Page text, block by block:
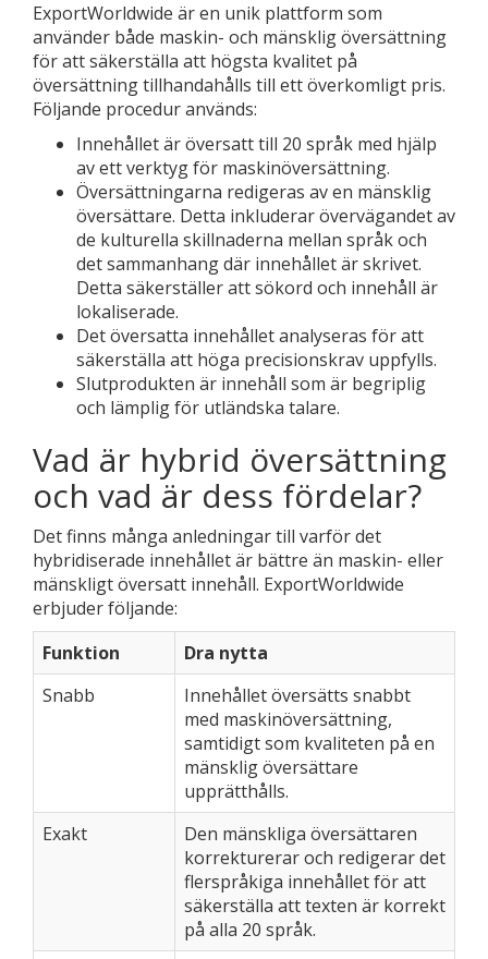
ExportWorldwide är en unik plattform som
använder både maskin- och mänsklig översättning
för att säkerställa att högsta kvalitet på
översättning tillhandahålls till ett överkomligt pris.
Följande procedur används:
Innehållet är översatt till 20 språk med hjälp
av ett verktyg för maskinöversättning.
Översättningarna redigeras av en mänsklig
översättare. Detta inkluderar övervägandet av
de kulturella skillnaderna mellan språk och
det sammanhang där innehållet är skrivet.
Detta säkerställer att sökord och innehåll är
lokaliserade.
Det översatta innehållet analyseras för att
säkerställa att höga precisionskrav uppfylls.
Slutprodukten är innehåll som är begriplig
och lämplig för utländska talare.
Vad är hybrid översättning
och vad är dess fördelar?
Det finns många anledningar till varför det
hybridiserade innehållet är bättre än maskin- eller
mänskligt översatt innehåll. ExportWorldwide
erbjuder följande:
Funktion
Dra nytta
Snabb
Innehållet översätts snabbt
med maskinöversättning,
samtidigt som kvaliteten på en
mänsklig översättare
upprätthålls.
Exakt
Den mänskliga översättaren
korrekturerar och redigerar det
flerspråkiga innehållet för att
säkerställa att texten är korrekt
på alla 20 språk.